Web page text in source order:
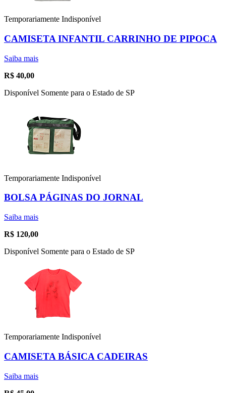
Temporariamente Indisponível
CAMISETA INFANTIL CARRINHO DE PIPOCA
Saiba mais
R$ 40,00
Disponível Somente para o Estado de SP
Temporariamente Indisponível
BOLSA PÁGINAS DO JORNAL
Saiba mais
R$ 120,00
Disponível Somente para o Estado de SP
Temporariamente Indisponível
CAMISETA BÁSICA CADEIRAS
Saiba mais